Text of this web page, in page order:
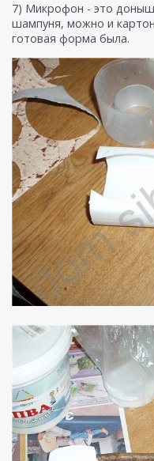
7) Микрофон - это
шампуня, можно и
готовая форма была.